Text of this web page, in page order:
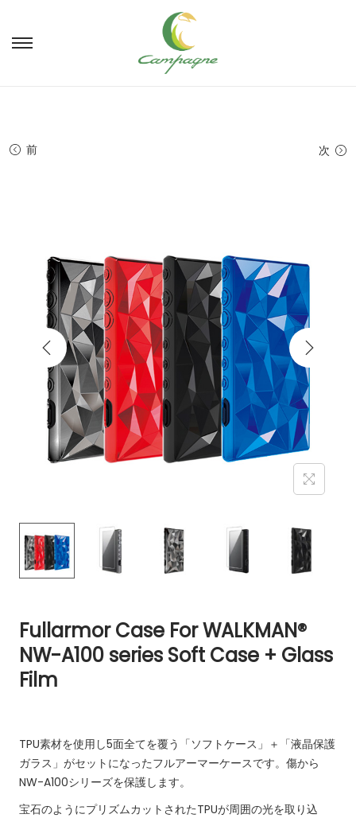
ナ
コ
前 次
Fullarmor Case For WALKMAN®
NW-A100 series Soft Case + Glass
Film
TPU素材を使用し5面全てを覆う「ソフトケース」＋「液晶保護
ガラス」がセットになったフルアーマーケースです。傷から
NW-A100シリーズを保護します。
宝石のようにプリズムカットされたTPUが周囲の光を取り込